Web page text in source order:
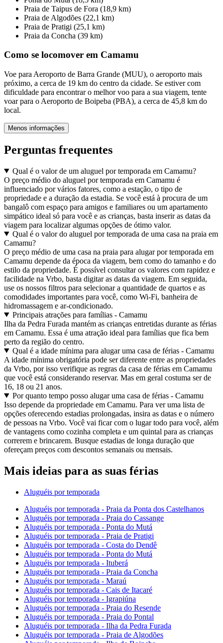
Praia de Taipus de Fora (18,9 km)
Praia de Algodões (22,1 km)
Praia de Pratigi (25,1 km)
Praia da Concha (39 km)
Como se locomover em Camamu
Voe para Aeroporto de Barra Grande (MUU), o aeroporto mais
próximo, a cerca de 19 km do centro da cidade. Se estiver com
dificuldade para encontrar o melhor voo para a sua viagem, tente
voar para o Aeroporto de Boipeba (PBA), a cerca de 45,8 km do
local.
Menos informações
Perguntas frequentes
Qual é o valor de um aluguel por temporada em Camamu?
O preço médio do aluguel por temporada em Camamu é
influenciado por vários fatores, como a estação, o tipo de
propriedade e a duração da estadia. Se você está à procura de um
bangalô com espaço para amigos e familiares ou um apartamento
simpático ideal só para você e as crianças, basta inserir as datas da
viagem para localizar algumas opções de ótimo valor.
Qual é o valor do aluguel por temporada de uma casa na praia em
Camamu?
O preço médio de uma casa na praia para alugar por temporada em
Camamu depende da época da viagem, bem como do tamanho e do
estilo da propriedade. É possível consultar os valores com rapidez e
facilidade na Vrbo, basta digitar as datas da viagem. Em seguida,
use os nossos filtros para selecionar a quantidade de quartos e as
comodidades importantes para você, como Wi-Fi, banheira de
hidromassagem e ar-condicionado.
Principais atrações para famílias - Camamu
Ilha da Pedra Furada mantém as crianças entretidas durante as férias
em Camamu. Essa é uma atração ideal para famílias que fica bem
perto da região do centro.
Qual é a idade mínima para alugar uma casa de férias - Camamu
A idade mínima obrigatória pode ser diferente entre as propriedades
da Vrbo, por isso verifique as regras da casa de férias em Camamu
que você está considerando reservar. Mas em geral costuma ser de
16, 18 ou 21 anos.
Por quanto tempo posso alugar uma casa de férias - Camamu
Isso depende da propriedade em Camamu. Para ver uma lista de
opções oferecendo estadias prolongadas, insira as datas e o número
de pessoas na Vrbo. Você vai ficar com o lugar todo para você, além
de vantagens como cozinha completa e um quintal para as crianças
correrem e brincarem. Busque estadias de longa duração que
ofereçam preços com descontos semanais ou mensais.
Mais ideias para as suas férias
Aluguéis por temporada
Aluguéis por temporada - Praia da Ponta dos Castelhanos
Aluguéis por temporada - Praia do Cassange
Aluguéis por temporada - Ponta do Mutá
Aluguéis por temporada - Praia de Pratigi
Aluguéis por temporada - Costa do Dendê
Aluguéis por temporada - Ponta do Mutá
Aluguéis por temporada - Ituberá
Aluguéis por temporada - Praia da Concha
Aluguéis por temporada - Maraú
Aluguéis por temporada - Cais de Itacaré
Aluguéis por temporada - Igrapiúna
Aluguéis por temporada - Praia do Resende
Aluguéis por temporada - Praia do Pontal
Aluguéis por temporada - Ilha da Pedra Furada
Aluguéis por temporada - Praia de Algodões